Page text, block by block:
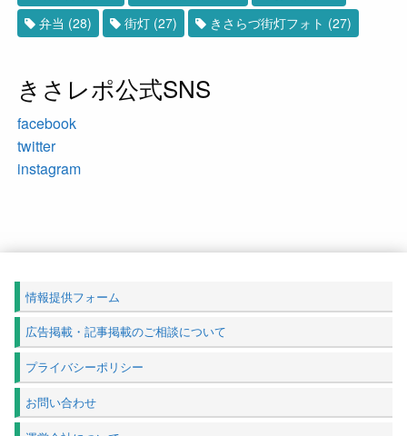
弁当 (28) 街灯 (27) きさらづ街灯フォト (27)
きさレポ公式SNS
facebook
twitter
instagram
情報提供フォーム
広告掲載・記事掲載のご相談について
プライバシーポリシー
お問い合わせ